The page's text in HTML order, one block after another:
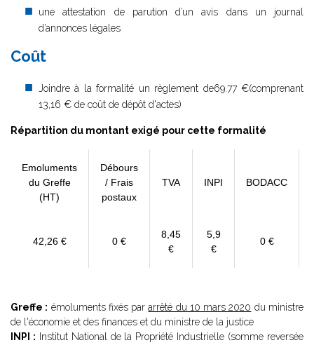
une attestation de parution d’un avis dans un journal
d’annonces légales
Coût
Joindre à la formalité un règlement de69.77 €(comprenant
13,16 € de coût de dépôt d'actes)
Répartition du montant exigé pour cette formalité
Emoluments
du Greffe
(HT)
Débours
/ Frais
postaux
TVA INPI BODACC
42,26 € 0 €
8,45
€
5,9
€
0 €
Greffe : émoluments fixés pararrêté du 10 mars 2020 du ministre
de l'économie et des finances et du ministre de la justice
INPI : Institut National de la Propriété Industrielle (somme reversée